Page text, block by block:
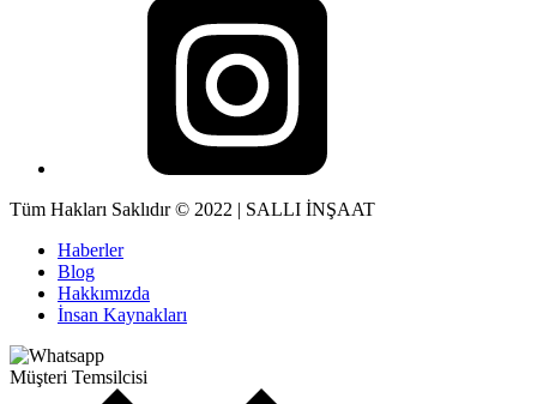
Tüm Hakları Saklıdır © 2022 | SALLI İNŞAAT
Haberler
Blog
Hakkımızda
İnsan Kaynakları
Müşteri Temsilcisi